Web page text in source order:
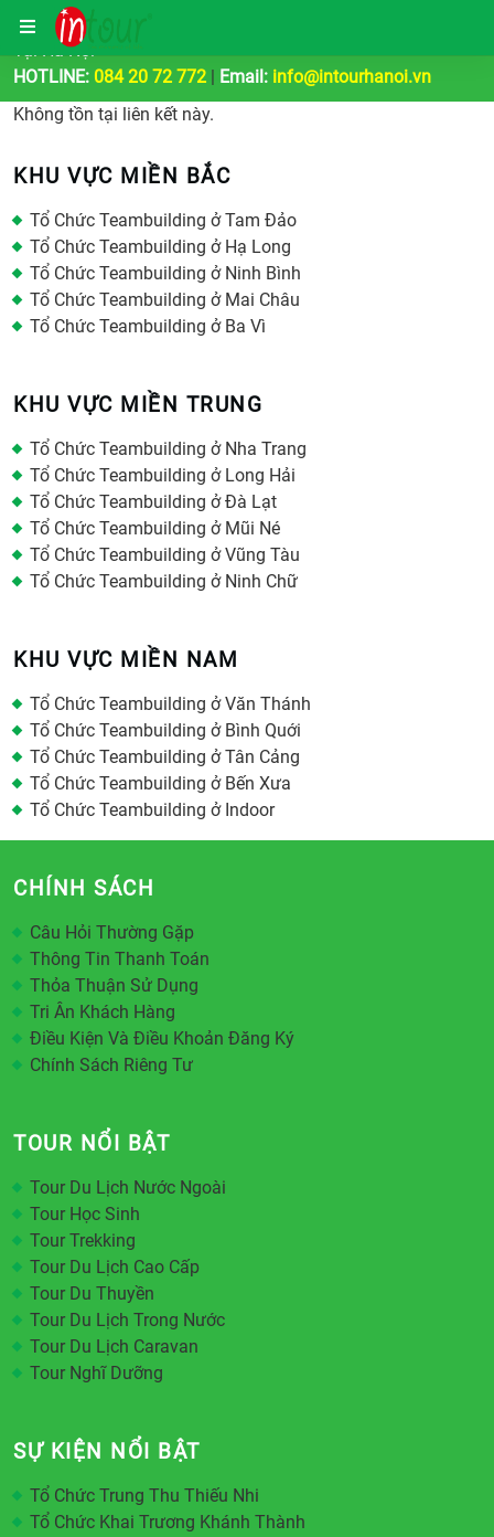
Công Ty Tổ Chức Tour Du Lịch | Teambuilding & Sự Kiện
Tại Hà Nội
HOTLINE: 084 20 72 772 | Email: info@intourhanoi.vn
Không tồn tại liên kết này.
KHU VỰC MIỀN BẮC
Tổ Chức Teambuilding ở Tam Đảo
Tổ Chức Teambuilding ở Hạ Long
Tổ Chức Teambuilding ở Ninh Bình
Tổ Chức Teambuilding ở Mai Châu
Tổ Chức Teambuilding ở Ba Vì
KHU VỰC MIỀN TRUNG
Tổ Chức Teambuilding ở Nha Trang
Tổ Chức Teambuilding ở Long Hải
Tổ Chức Teambuilding ở Đà Lạt
Tổ Chức Teambuilding ở Mũi Né
Tổ Chức Teambuilding ở Vũng Tàu
Tổ Chức Teambuilding ở Ninh Chữ
KHU VỰC MIỀN NAM
Tổ Chức Teambuilding ở Văn Thánh
Tổ Chức Teambuilding ở Bình Quới
Tổ Chức Teambuilding ở Tân Cảng
Tổ Chức Teambuilding ở Bến Xưa
Tổ Chức Teambuilding ở Indoor
CHÍNH SÁCH
Câu Hỏi Thường Gặp
Thông Tin Thanh Toán
Thỏa Thuận Sử Dụng
Tri Ân Khách Hàng
Điều Kiện Và Điều Khoản Đăng Ký
Chính Sách Riêng Tư
TOUR NỔI BẬT
Tour Du Lịch Nước Ngoài
Tour Học Sinh
Tour Trekking
Tour Du Lịch Cao Cấp
Tour Du Thuyền
Tour Du Lịch Trong Nước
Tour Du Lịch Caravan
Tour Nghĩ Dưỡng
SỰ KIỆN NỔI BẬT
Tổ Chức Trung Thu Thiếu Nhi
Tổ Chức Khai Trương Khánh Thành